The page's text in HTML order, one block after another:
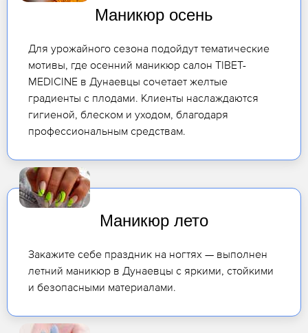
Маникюр осень
Для урожайного сезона подойдут тематические
мотивы, где осенний маникюр салон TIBET-
MEDICINE в Дунаевцы сочетает желтые
градиенты с плодами. Клиенты наслаждаются
гигиеной, блеском и уходом, благодаря
профессиональным средствам.
Маникюр лето
Закажите себе праздник на ногтях — выполнен
летний маникюр в Дунаевцы с яркими, стойкими
и безопасными материалами.